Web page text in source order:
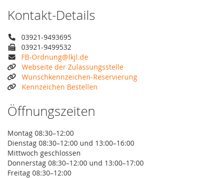
Kontakt-Details
03921-9493695
03921-9499532
FB-Ordnung@lkjl.de
Webseite der Zulassungsstelle
Wunschkennzeichen-Reservierung
Kennzeichen Bestellen
Öffnungszeiten
Montag 08:30–12:00
Dienstag 08:30–12:00 und 13:00–16:00
Mittwoch geschlossen
Donnerstag 08:30–12:00 und 13:00–17:00
Freitag 08:30–12:00